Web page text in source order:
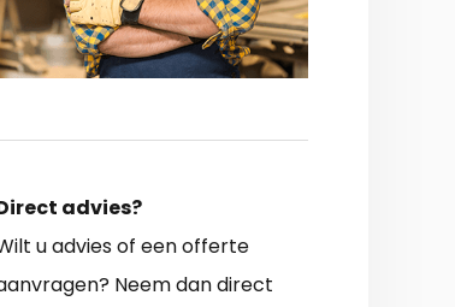
advies?
u advies of een offerte
Neem dan direct